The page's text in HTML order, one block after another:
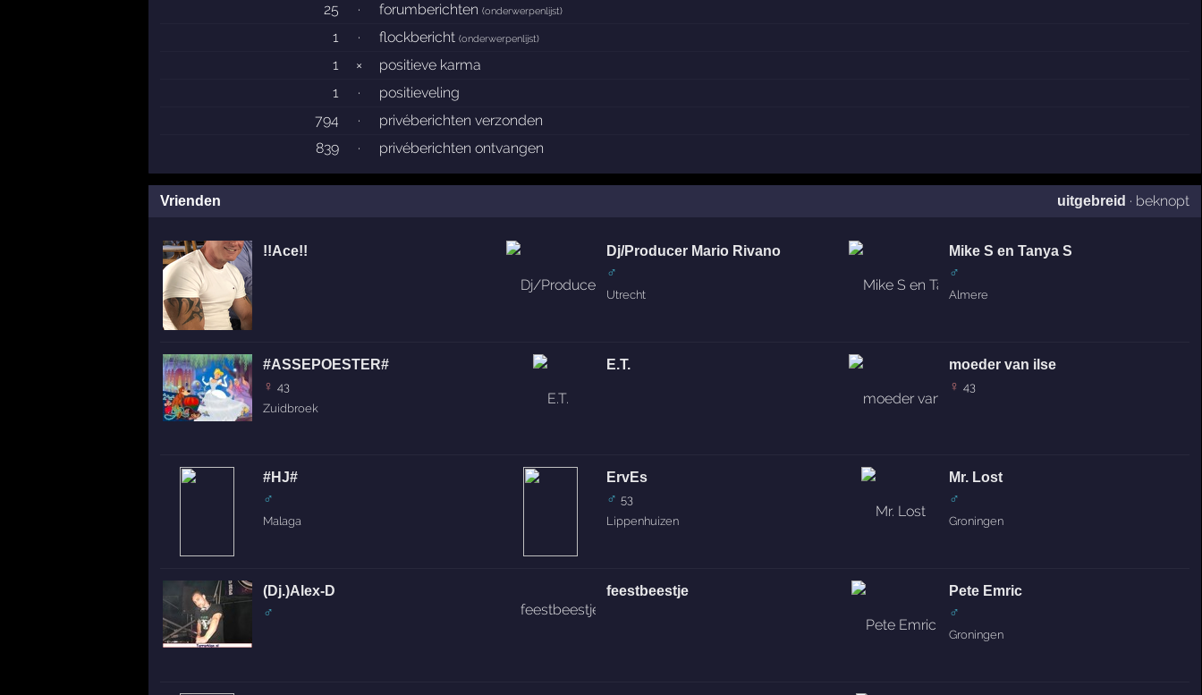
25
· forumberichten(onderwerpenlijst)
1 · flockbericht(onderwerpenlijst)
1 ×
positieve karma
1
·
positieveling
794
·
privéberichten verzonden
839
· privéberichten ontvangen
Vrienden uitgebreid · beknopt
!!Ace!!
#ASSEPOESTER#
♀ 43
Zuidbroek
#HJ#
♂
Malaga
(Dj.)Alex-D
♂
Dj/Producer Mario Rivano
♂
Utrecht
E.T.
ErvEs
♂ 53
Lippenhuizen
feestbeestje
Mike S en Tanya S
♂
Almere
moeder van ilse
♀ 43
Mr. Lost
♂
Groningen
Pete Emric
♂
Groningen